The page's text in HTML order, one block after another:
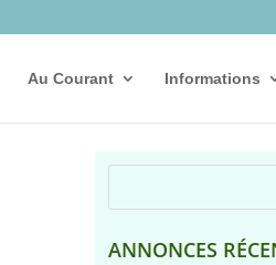
Au Courant Informations
ANNONCES